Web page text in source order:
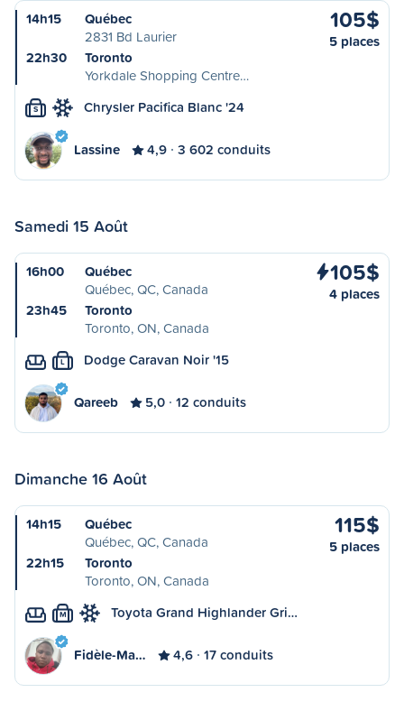
14h15
Québec
2831 Bd Laurier
22h30
Toronto
Yorkdale Shopping Centre…
105$
5 places
S Chrysler Pacifica Blanc '24
Lassine 4,9 3 602 conduits
Samedi 15 Août
16h00
Québec
Québec, QC, Canada
23h45
Toronto
Toronto, ON, Canada
105$
4 places
L Dodge Caravan Noir '15
Qareeb 5,0 12 conduits
Dimanche 16 Août
14h15
Québec
Québec, QC, Canada
22h15
Toronto
Toronto, ON, Canada
115$
5 places
M Toyota Grand Highlander Gri…
Fidèle-Ma… 4,6 17 conduits